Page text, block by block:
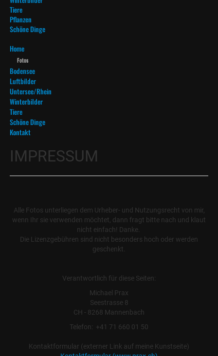
Tiere
Pflanzen
Schöne Dinge
Home
Fotos
Bodensee
Luftbilder
Untersee/Rhein
Winterbilder
Tiere
Schöne Dinge
Kontakt
IMPRESSUM
Alle Fotos unterliegen dem Urheber- und Nutzungsrecht von mir,
wenn Ihr sie verwenden möchtet, dann fragt bitte nach und klaut
nicht einfach! Danke.
Die Lizenzgebühren sind nicht besonders hoch oder werden
geschenkt.
Verantwortlich für diese Seiten:
Michael Prax
Seestrasse 8
CH - 8268 Mannenbach
Telefon: +41 71 660 01 50
Kontaktformular (externer Link auf meine Kunstseite)